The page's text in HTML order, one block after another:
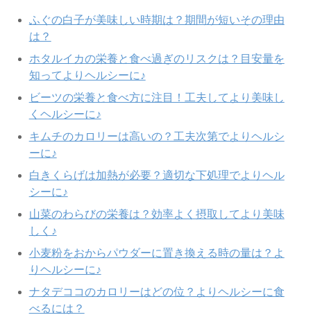
ふぐの白子が美味しい時期は？期間が短いその理由
は？
ホタルイカの栄養と食べ過ぎのリスクは？目安量を
知ってよりヘルシーに♪
ビーツの栄養と食べ方に注目！工夫してより美味し
くヘルシーに♪
キムチのカロリーは高いの？工夫次第でよりヘルシ
ーに♪
白きくらげは加熱が必要？適切な下処理でよりヘル
シーに♪
山菜のわらびの栄養は？効率よく摂取してより美味
しく♪
小麦粉をおからパウダーに置き換える時の量は？よ
りヘルシーに♪
ナタデココのカロリーはどの位？よりヘルシーに食
べるには？